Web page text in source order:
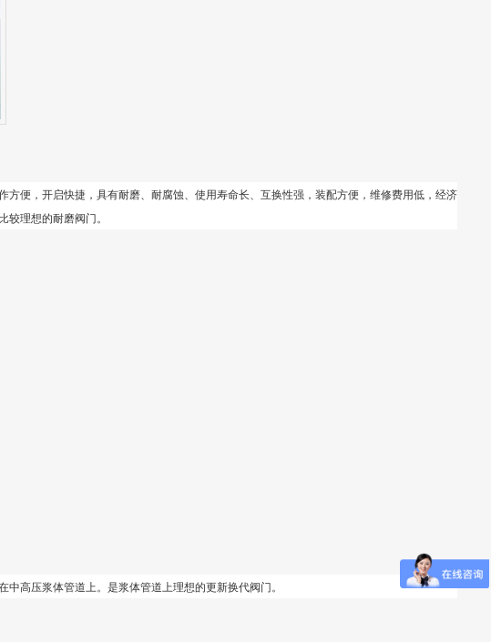
便，开启快捷，具有耐磨、耐腐蚀、使用寿命长、互换性强，装配方便，维修费用低，经济
理想的耐磨阀门。
中高压浆体管道上。是浆体管道上理想的更新换代阀门。